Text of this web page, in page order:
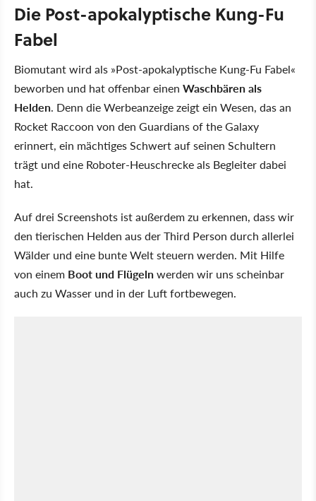
Die Post-apokalyptische Kung-Fu
Fabel
Biomutant wird als »Post-apokalyptische Kung-Fu Fabel«
beworben und hat offenbar einen Waschbären als
Helden. Denn die Werbeanzeige zeigt ein Wesen, das an
Rocket Raccoon von den Guardians of the Galaxy
erinnert, ein mächtiges Schwert auf seinen Schultern
trägt und eine Roboter-Heuschrecke als Begleiter dabei
hat.
Auf drei Screenshots ist außerdem zu erkennen, dass wir
den tierischen Helden aus der Third Person durch allerlei
Wälder und eine bunte Welt steuern werden. Mit Hilfe
von einem Boot und Flügelnwerden wir uns scheinbar
auch zu Wasser und in der Luft fortbewegen.